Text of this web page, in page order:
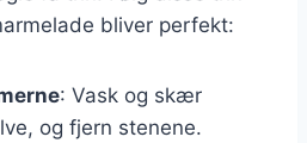
bliver perfekt:
: Vask og skær
og fjern stenene.